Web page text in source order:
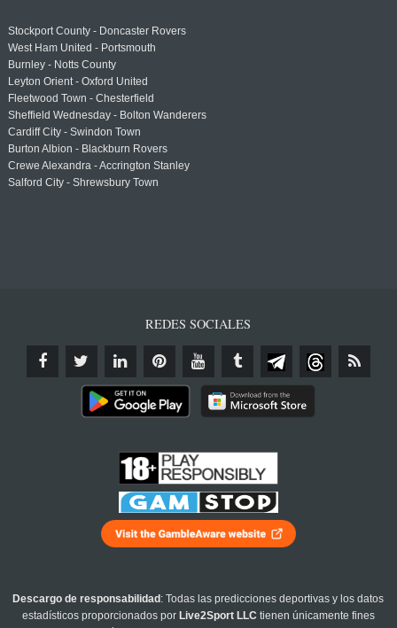
Stockport County - Doncaster Rovers
West Ham United - Portsmouth
Burnley - Notts County
Leyton Orient - Oxford United
Fleetwood Town - Chesterfield
Sheffield Wednesday - Bolton Wanderers
Cardiff City - Swindon Town
Burton Albion - Blackburn Rovers
Crewe Alexandra - Accrington Stanley
Salford City - Shrewsbury Town
REDES SOCIALES
Descargo de responsabilidad : Todas las predicciones deportivas y los datos
estadísticos proporcionados por Live2Sport LLC tienen únicamente fines